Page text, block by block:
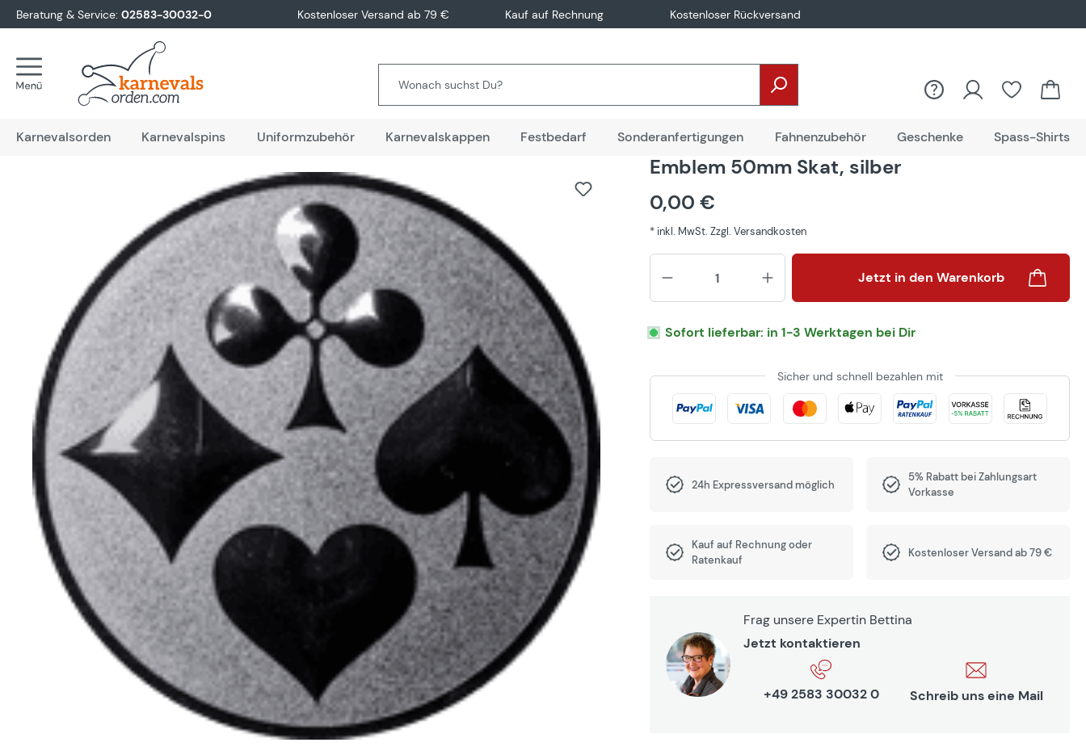
Zur Hauptnavigation springen
Beratung & Service: 02583-30032-0 Kostenloser Versand ab 79 € Kauf auf Rechnung Kostenloser Rückversand
Karnevalsorden Karnevalspins Uniformzubehör Karnevalskappen Festbedarf Sonderanfertigungen Fahnenzubehör Geschenke Spass-Shirts
Emblem 50mm Skat, silber
0,00 €
* inkl. MwSt. Zzgl. Versandkosten
Produkt Anzahl: Gib den
Jetzt in den Warenkorb
Sofort lieferbar: in 1-3 Werktagen bei Dir
Sicher und schnell bezahlen mit
24h Expressversand möglich
5% Rabatt bei Zahlungsart
Vorkasse
Kauf auf Rechnung oder
Ratenkauf
Kostenloser Versand ab 79 €
Frag unsere Expertin Bettina
Jetzt kontaktieren
+49 2583 30032 0 Schreib uns eine Mail